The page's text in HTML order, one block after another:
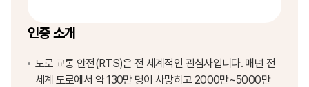
인증 소개
도로 교통 안전(RTS)은 전 세계적인 관심사입니다. 매년 전
세계 도로에서 약 130만 명이 사망하고 2000만~5000만